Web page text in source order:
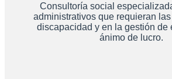
Consultoría social
administrativos que requieran
discapacidad y en la gestión de
ánimo de lucro.